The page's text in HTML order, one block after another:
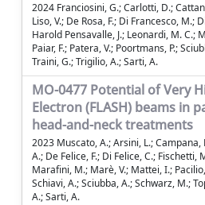
2024 Franciosini, G.; Carlotti, D.;
Liso, V.; De Rosa, F.; Di Francesco, M.;
Harold Pensavalle, J.; Leonardi, M. C.;
Paiar, F.; Patera, V.; Poortmans, P.;
Traini, G.; Trigilio, A.; Sarti, A.
MO-0477 Potential of Very
Electron (FLASH) beams in
head-and-neck treatments
2023 Muscato, A.; Arsini, L.;
A.; De Felice, F.; Di Felice, C.; Fischetti,
Marafini, M.; Marè, V.; Mattei, I.;
Schiavi, A.; Sciubba, A.; Schwarz, M.;
A.; Sarti, A.